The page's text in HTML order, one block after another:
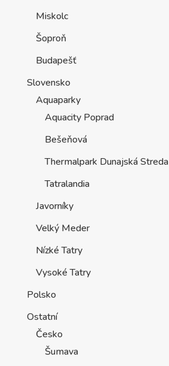
Miskolc
Šoproň
Budapešť
Slovensko
Aquaparky
Aquacity Poprad
Bešeňová
Thermalpark Dunajská Streda
Tatralandia
Javorníky
Velký Meder
Nízké Tatry
Vysoké Tatry
Polsko
Ostatní
Česko
Šumava